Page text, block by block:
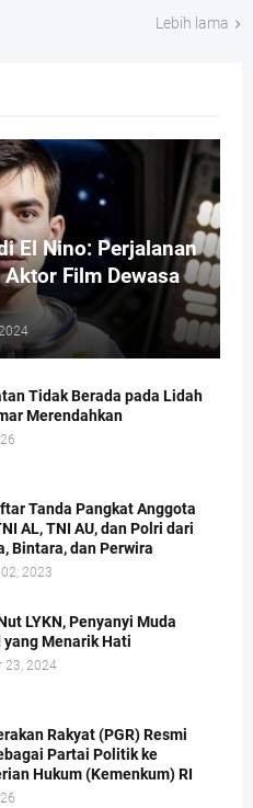
Lebih lama
El Nino: Perjalanan
Film Dewasa
Tidak Berada pada Lidah
Merendahkan
Tanda Pangkat Anggota
AL, TNI AU, dan Polri dari
Bintara, dan Perwira
2023
LYKN, Penyanyi Muda
Menarik Hati
23, 2024
Rakyat (PGR) Resmi
Partai Politik ke
Hukum (Kemenkum) RI